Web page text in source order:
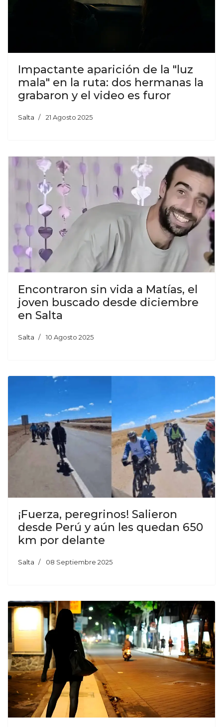
Impactante aparición de la "luz
mala" en la ruta: dos hermanas la
grabaron y el video es furor
Salta 21 Agosto 2025
Encontraron sin vida a Matías, el
joven buscado desde diciembre
en Salta
Salta 10 Agosto 2025
¡Fuerza, peregrinos! Salieron
desde Perú y aún les quedan 650
km por delante
Salta 08 Septiembre 2025